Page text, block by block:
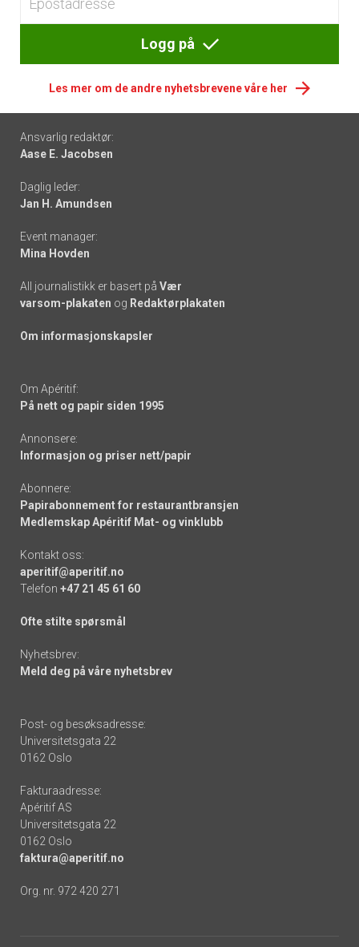
Logg på
Les mer om de andre nyhetsbrevene våre her
Footer
-
links
Ansvarlig redaktør:
Aase E. Jacobsen
Daglig leder:
Jan H. Amundsen
Event manager:
Mina Hovden
All journalistikk er basert på Vær
varsom-plakaten og Redaktørplakaten
Om informasjonskapsler
Om Apéritif:
På nett og papir siden 1995
Annonsere:
Informasjon og priser nett/papir
Abonnere:
Papirabonnement for restaurantbransjen
Medlemskap Apéritif Mat- og vinklubb
Kontakt oss:
aperitif@aperitif.no
Telefon +47 21 45 61 60
Ofte stilte spørsmål
Nyhetsbrev:
Meld deg på våre nyhetsbrev
Post- og besøksadresse:
Universitetsgata 22
0162 Oslo
Fakturaadresse:
Apéritif AS
Universitetsgata 22
0162 Oslo
faktura@aperitif.no
Org. nr. 972 420 271